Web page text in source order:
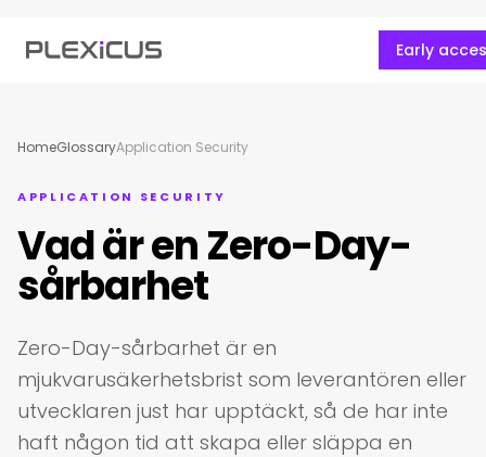
Early
HomeGlossaryApplication Security
APPLICATION SECURITY
Vad är en Zero-Day-
sårbarhet
Zero-Day-sårbarhet är en
mjukvarusäkerhetsbrist som leverantören eller
utvecklaren just har upptäckt, så de har inte
haft någon tid att skapa eller släppa en